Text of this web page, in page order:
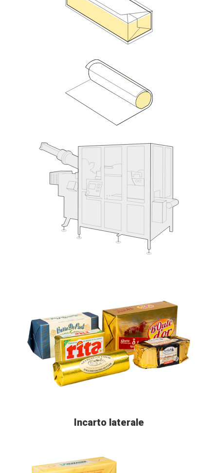
Incarto laterale